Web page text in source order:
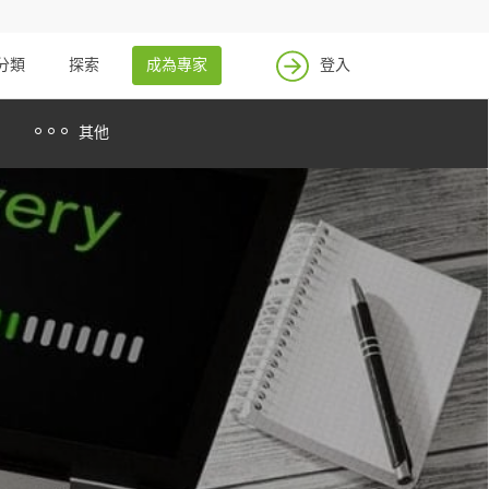
類 探索 成為專家 登入登入
其他